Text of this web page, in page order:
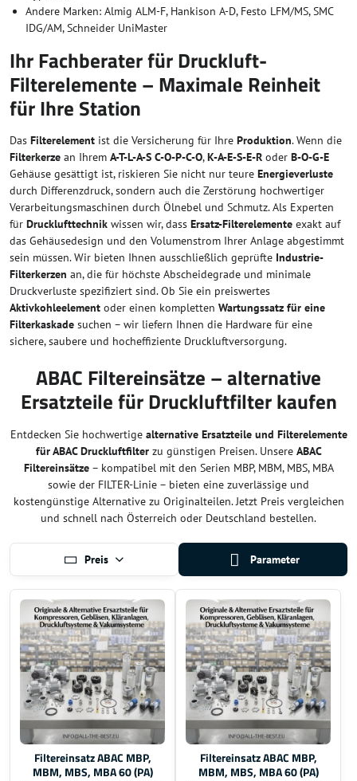
Andere Marken: Almig ALM-F, Hankison A-D, Festo LFM/MS, SMC
IDG/AM, Schneider UniMaster
Ihr Fachberater für Druckluft-
Filterelemente – Maximale Reinheit
für Ihre Station
Das Filterelement ist die Versicherung für Ihre Produktion. Wenn die
Filterkerze an Ihrem A-T-L-A-S C-O-P-C-O,K-A-E-S-E-R oder B-O-G-E
Gehäuse gesättigt ist, riskieren Sie nicht nur teure Energieverluste
durch Differenzdruck, sondern auch die Zerstörung hochwertiger
Verarbeitungsmaschinen durch Ölnebel und Schmutz. Als Experten
für Drucklufttechnik wissen wir, dass Ersatz-Filterelemente exakt auf
das Gehäusedesign und den Volumenstrom Ihrer Anlage abgestimmt
sein müssen. Wir bieten Ihnen ausschließlich geprüfte Industrie-
Filterkerzen an, die für höchste Abscheidegrade und minimale
Druckverluste spezifiziert sind. Ob Sie ein preiswertes
Aktivkohleelement oder einen kompletten Wartungssatz für eine
Filterkaskade suchen – wir liefern Ihnen die Hardware für eine
sichere, saubere und hocheffiziente Druckluftversorgung.
ABAC Filtereinsätze – alternative
Ersatzteile für Druckluftfilter kaufen
Entdecken Sie hochwertige alternative Ersatzteile und Filterelemente
für ABAC Druckluftfilterzu günstigen Preisen. Unsere ABAC
Filtereinsätze– kompatibel mit den Serien MBP, MBM, MBS, MBA
sowie der FILTER-Linie – bieten eine zuverlässige und
kostengünstige Alternative zu Originalteilen. Jetzt Preis vergleichen
und schnell nach Österreich oder Deutschland bestellen.
Preis Parameter
Filtereinsatz ABAC MBP,
MBM, MBS, MBA 60 (PA)
Filtereinsatz ABAC MBP,
MBM, MBS, MBA 60 (PA)